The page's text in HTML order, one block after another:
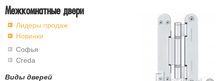
Межкомнатные двери
Лидеры продаж
Новинки
Софья
Creda
Виды дверей